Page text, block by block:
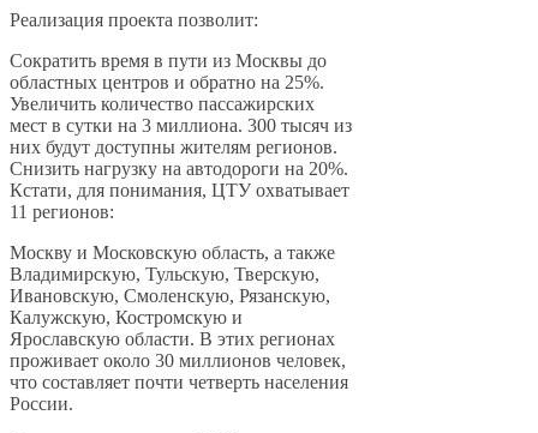
Реализация проекта позволит:
Сократить время в пути из Москвы до
областных центров и обратно на 25%.
Увеличить количество пассажирских
мест в сутки на 3 миллиона. 300 тысяч из
них будут доступны жителям регионов.
Снизить нагрузку на автодороги на 20%.
Кстати, для понимания, ЦТУ охватывает
11 регионов:
Москву и Московскую область, а также
Владимирскую, Тульскую, Тверскую,
Ивановскую, Смоленскую, Рязанскую,
Калужскую, Костромскую и
Ярославскую области. В этих регионах
проживает около 30 миллионов человек,
что составляет почти четверть населения
России.